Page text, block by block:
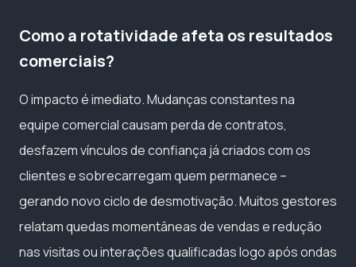
Como a rotatividade afeta os resultados
comerciais?
O impacto é imediato. Mudanças constantes na
equipe comercial causam perda de contratos,
desfazem vínculos de confiança já criados com os
clientes e sobrecarregam quem permanece –
gerando novo ciclo de desmotivação. Muitos gestores
relatam quedas momentâneas de vendas e redução
nas visitas ou interações qualificadas logo após ondas